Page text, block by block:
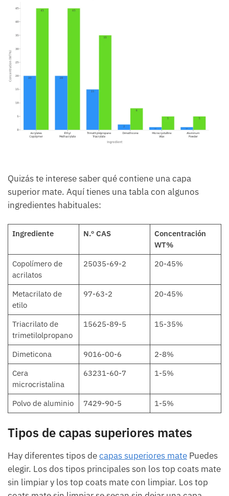
Quizás te interese saber qué contiene una capa
superior mate. Aquí tienes una tabla con algunos
ingredientes habituales:
Ingrediente N.º CAS
Concentración
WT%
Copolímero de
acrilatos
25035-69-2 20-45%
Metacrilato de
etilo
97-63-2 20-45%
Triacrilato de
trimetilolpropano
15625-89-5 15-35%
Dimeticona 9016-00-6
2-8%
Cera
microcristalina
63231-60-7 1-5%
Polvo de aluminio 7429-90-5 1-5%
Tipos de capas superiores mates
Hay diferentes tipos decapas superiores mate Puedes
elegir. Los dos tipos principales son los top coats mate
sin limpiar y los top coats mate con limpiar. Los top